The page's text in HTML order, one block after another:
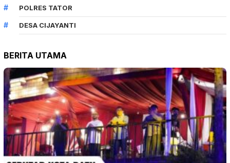
POLRES TATOR
DESA CIJAYANTI
BERITA UTAMA